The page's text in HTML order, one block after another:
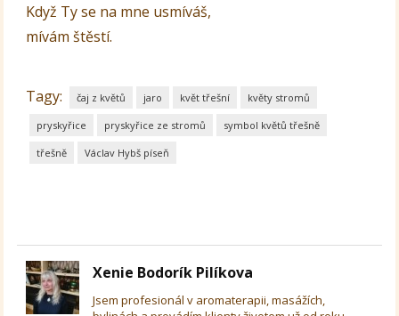
Když Ty se na mne usmíváš,
mívám štěstí.
Tagy: čaj z květů jaro květ třešní květy stromů
pryskyřice pryskyřice ze stromů symbol květů třešně
třešně Václav Hybš píseň
Xenie Bodorík Pilíkova
Jsem profesionál v aromaterapii, masážích,